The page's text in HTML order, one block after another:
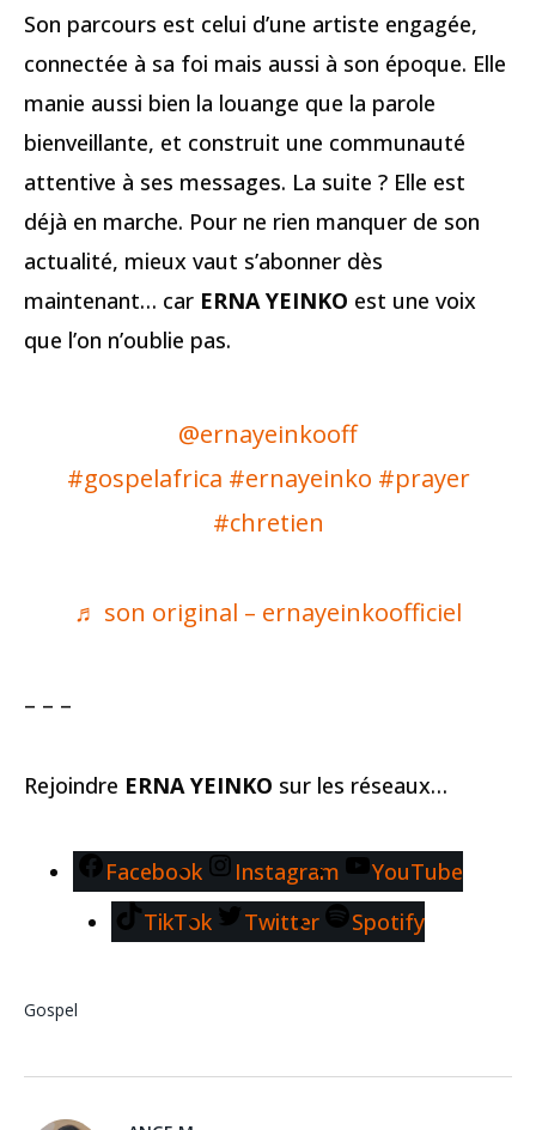
Son parcours est celui d’une artiste engagée,
connectée à sa foi mais aussi à son époque. Elle
manie aussi bien la louange que la parole
bienveillante, et construit une communauté
attentive à ses messages. La suite ? Elle est
déjà en marche. Pour ne rien manquer de son
actualité, mieux vaut s’abonner dès
maintenant… car ERNA YEINKO est une voix
que l’on n’oublie pas.
@ernayeinkooff
#gospelafrica #ernayeinko #prayer
#chretien
♬ son original – ernayeinkoofficiel
– – –
Rejoindre ERNA YEINKO sur les réseaux…
Facebook Instagram
YouTube
TikTok
Twitter Spotify
Gospel